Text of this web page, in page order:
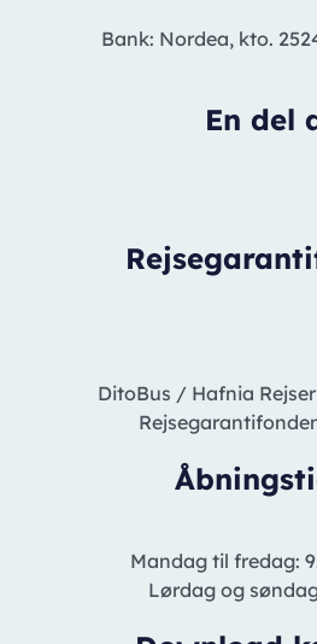
Bank: Nordea, kto.
En del
DitoBus / Hafnia
Mandag til fredag:
Lørdag og